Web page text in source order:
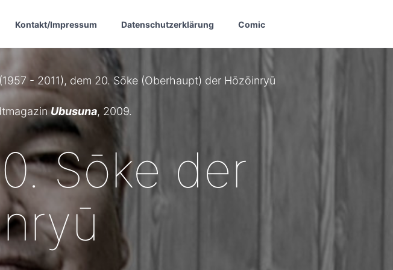
Kontakt/Impressum Datenschutzerklärung Comic
(1957 - 2011), dem 20. Sōke (Oberhaupt) der Hōzōinryū
Ubusuna, 2009.
Sōke der